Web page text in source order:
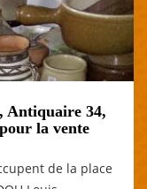
Antiquaire 34,
la vente
de la place